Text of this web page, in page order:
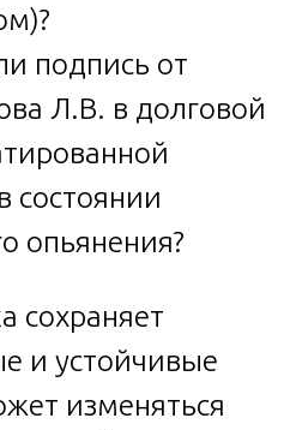
подпись от
Л.В. в долговой
состоянии
опьянения?
сохраняет
и устойчивые
изменяться